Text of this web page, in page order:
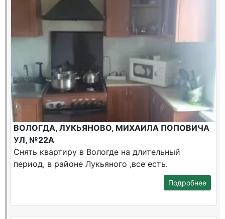
ВОЛОГДА, ЛУКЬЯНОВО, МИХАИЛА ПОПОВИЧА
УЛ, №22А
Снять квартиру в Вологде на длительный
период, в районе Лукьяного ,все есть.
Подробнее